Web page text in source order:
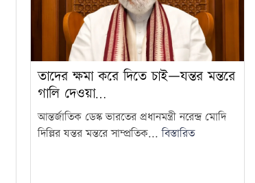
তাদের ক্ষমা করে দিতে চাই—যন্তর মন্তরে
গালি দেওয়া…
আন্তর্জাতিক ডেস্ক ভারতের প্রধানমন্ত্রী নরেন্দ্র মোদি
দিল্লির যন্তর মন্তরে সাম্প্রতিক...বিস্তারিত